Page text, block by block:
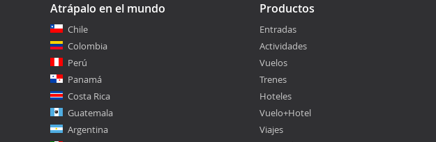
Atrápalo en el mundo
Chile
Colombia
Perú
Panamá
Costa Rica
Guatemala
Argentina
Productos
Entradas
Actividades
Vuelos
Trenes
Hoteles
Vuelo+Hotel
Viajes